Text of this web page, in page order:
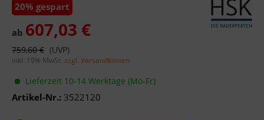
20% gespart
ab 607,03 €
759,60 €
inkl. 19% MwSt. zzgl. Versandkosten
Lieferzeit 10-14 Werktage (Mo-Fr)
Artikel-Nr.: 3522120